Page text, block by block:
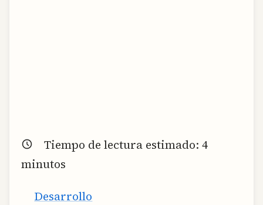
Tiempo de lectura estimado: 4
minutos
Desarrollo